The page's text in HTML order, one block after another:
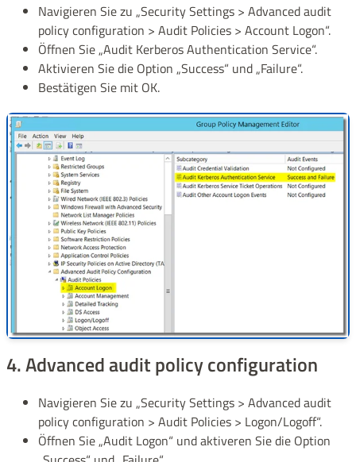
Navigieren Sie zu „Security Settings > Advanced audit
policy configuration > Audit Policies > Account Logon“.
Öffnen Sie „Audit Kerberos Authentication Service“.
Aktivieren Sie die Option „Success“ und „Failure“.
Bestätigen Sie mit OK.
4. Advanced audit policy configuration
Navigieren Sie zu „Security Settings > Advanced audit
policy configuration > Audit Policies > Logon/Logoff“.
Öffnen Sie „Audit Logon“ und aktiveren Sie die Option